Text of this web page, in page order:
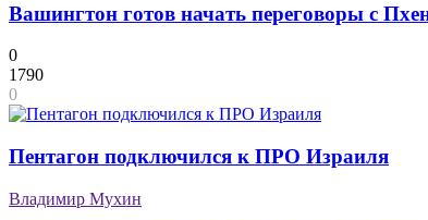
Вашингтон готов начать переговоры с
0
1790
0
Пентагон подключился к ПРО Израиля
Владимир Мухин